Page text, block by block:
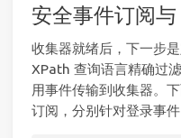
安全事件订阅
收集器就绪后，下一步
XPath 查询语言精确过
用事件传输到收集器。
订阅，分别针对登录事